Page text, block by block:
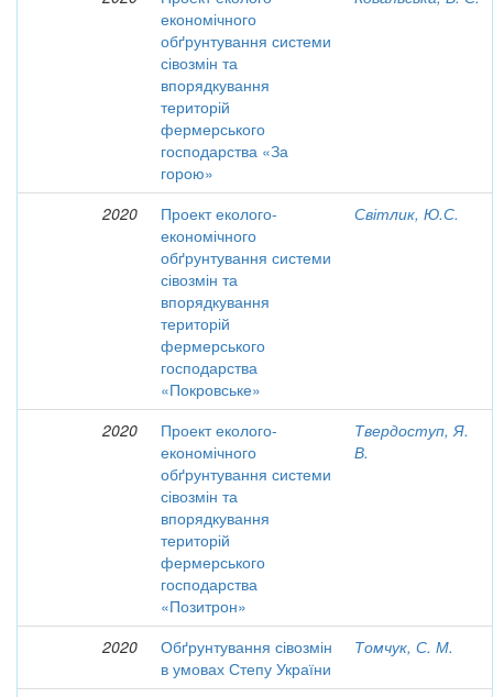
економічного
обґрунтування системи
сівозмін та
впорядкування
територій
фермерського
господарства «За
горою»
2020
Проект еколого-
економічного
обґрунтування системи
сівозмін та
впорядкування
територій
фермерського
господарства
«Покровське»
Світлик, Ю.С.
2020
Проект еколого-
економічного
обґрунтування системи
сівозмін та
впорядкування
територій
фермерського
господарства
«Позитрон»
Твердоступ, Я.
В.
2020
Обґрунтування сівозмін
в умовах Степу України
Томчук, С. М.